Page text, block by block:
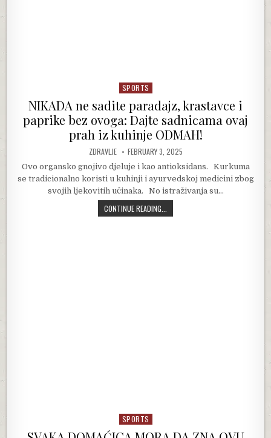
Posted in
SPORTS
NIKADA ne sadite paradajz, krastavce i
paprike bez ovoga: Dajte sadnicama ovaj
prah iz kuhinje ODMAH!
AUTHOR:
ZDRAVLJE PUBLISHED DATE:
FEBRUARY 3, 2025
Ovo organsko gnojivo djeluje i kao antioksidans. Kurkuma
se tradicionalno koristi u kuhinji i ayurvedskoj medicini zbog
svojih ljekovitih učinaka. No istraživanja su…
CONTINUE READING...
Posted in
SPORTS